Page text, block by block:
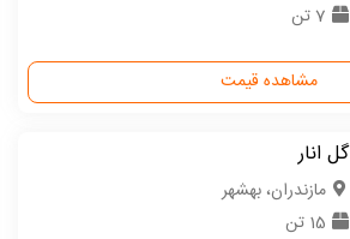
7 تن
مشاهده قیمت
گل انار
مازندران، بهشهر
15 تن